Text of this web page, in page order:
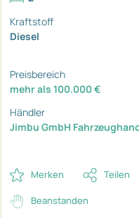
Kraftstoff
Diesel
Preisbereich
mehr als 100.000 €
Händler
Jimbu GmbH
Merken Teilen
Beanstanden